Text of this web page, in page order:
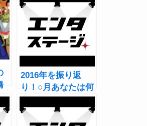
2016年を振り返
り！○月あなたは何
観てた？～5・6月
編～